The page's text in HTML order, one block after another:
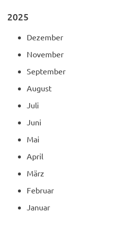
2025
Dezember
November
September
August
Juli
Juni
Mai
April
März
Februar
Januar